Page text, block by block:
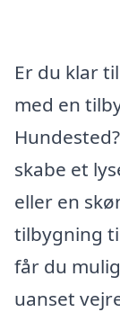
Er du klar
med en
skabe et
eller en
tilbygning
får du
uanset